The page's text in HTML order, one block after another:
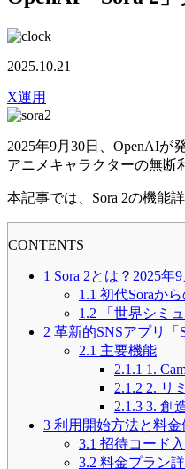
2025.10.21
X運用
2025年9月30日、OpenAIが
アニメキャラクターの無断
本記事では、Sora 2の機能
CONTENTS
1 Sora 2とは？2025年
1.1 初代Soraか
1.2 「世界シミ
2 革新的SNSアプリ「
2.1 主要機能
2.1.1 1.
2.1.2 2. リ
2.1.3 3. 創
3 利用開始方法と料金
3.1 招待コード
3.2 料金プラン